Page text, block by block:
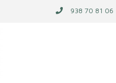
938 70 81 06